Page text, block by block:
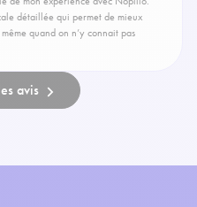
détaillée qui permet de mieux
quand on n’y connait pas
avis